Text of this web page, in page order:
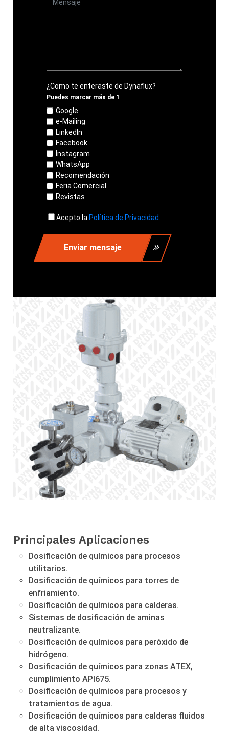
¿Como te enteraste de Dynaflux?
Puedes marcar más de 1
Google
e-Mailing
LinkedIn
Facebook
Instagram
WhatsApp
Recomendación
Feria Comercial
Revistas
Acepto la Política de Privacidad.
Enviar mensaje
Principales Aplicaciones
Dosificación de químicos para procesos
utilitarios.
Dosificación de químicos para torres de
enfriamiento.
Dosificación de químicos para calderas.
Sistemas de dosificación de aminas
neutralizante.
Dosificación de químicos para peróxido de
hidrógeno.
Dosificación de químicos para zonas ATEX,
cumplimiento API675.
Dosificación de químicos para procesos y
tratamientos de agua.
Dosificación de químicos para calderas fluidos
de alta viscosidad.